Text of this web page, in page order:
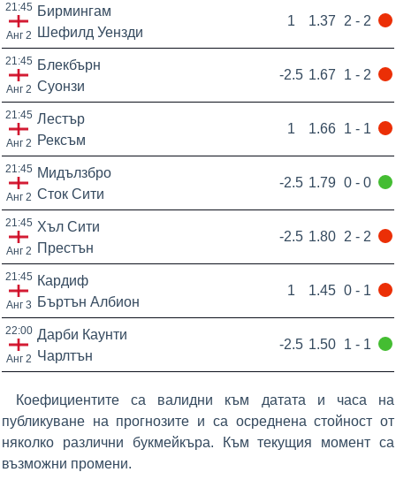
21:45
Анг 2
Бирмингам
Шефилд Уензди
1 1.37 2 - 2
21:45
Анг 2
Блекбърн
Суонзи
-2.5 1.67 1 - 2
21:45
Анг 2
Лестър
Рексъм
1 1.66 1 - 1
21:45
Анг 2
Мидълзбро
Сток Сити
-2.5 1.79 0 - 0
21:45
Анг 2
Хъл Сити
Престън
-2.5 1.80 2 - 2
21:45
Анг 3
Кардиф
Бъртън Албион
1 1.45 0 - 1
22:00
Анг 2
Дарби Каунти
Чарлтън
-2.5 1.50 1 - 1
Коефициентите са валидни към датата и часа на
публикуване на прогнозите и са осреднена стойност от
няколко различни букмейкъра. Към текущия момент са
възможни промени.